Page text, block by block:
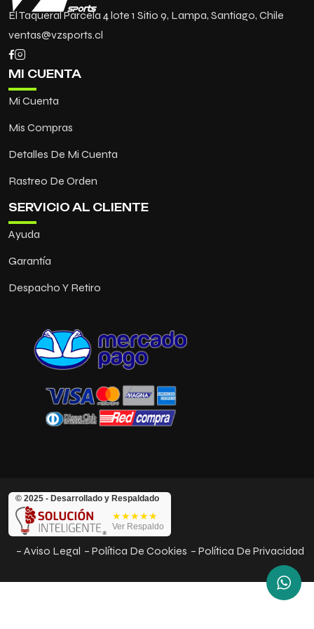
El Taqueral Parcela 4 lote 1 Sitio 9, Lampa, Santiago, Chile
ventas@vzsports.cl
MI CUENTA
Mi Cuenta
Mis Compras
Detalles De Mi Cuenta
Rastreo De Orden
SERVICIO AL CLIENTE
Ayuda
Garantía
Despacho Y Retiro
© 2025 - Desarrollado y Respaldado
★★★★★
Ver Respaldo
– Aviso Legal – Política De Cookies – Política De Privacidad